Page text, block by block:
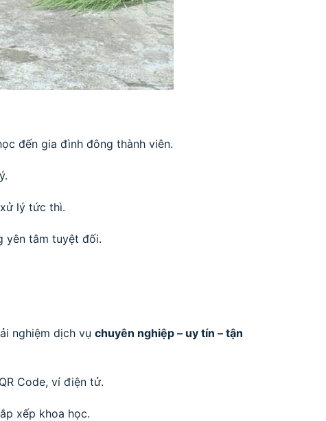
đến gia đình đông thành viên.
lý tức thì.
yên tâm tuyệt đối.
nghiệm dịch vụ chuyên nghiệp – uy tín – tận
Code, ví điện tử.
xếp khoa học.